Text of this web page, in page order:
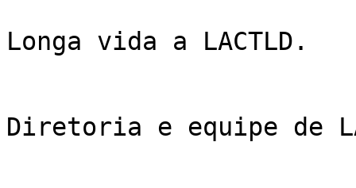
Longa vida a LACTLD.
Diretoria e equipe de